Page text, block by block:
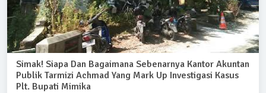
Simak! Siapa Dan Bagaimana Sebenarnya Kantor Akuntan
Publik Tarmizi Achmad Yang Mark Up Investigasi Kasus
Plt. Bupati Mimika